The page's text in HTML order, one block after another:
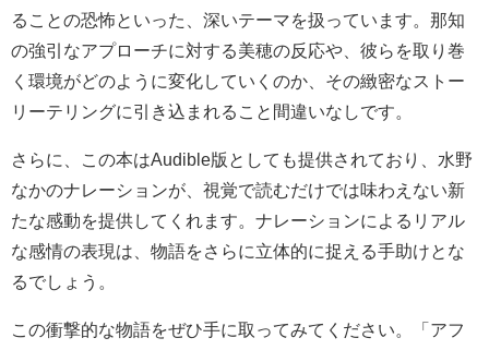
ることの恐怖といった、深いテーマを扱っています。那知
の強引なアプローチに対する美穂の反応や、彼らを取り巻
く環境がどのように変化していくのか、その緻密なストー
リーテリングに引き込まれること間違いなしです。
さらに、この本はAudible版としても提供されており、水野
なかのナレーションが、視覚で読むだけでは味わえない新
たな感動を提供してくれます。ナレーションによるリアル
な感情の表現は、物語をさらに立体的に捉える手助けとな
るでしょう。
この衝撃的な物語をぜひ手に取ってみてください。「アフ